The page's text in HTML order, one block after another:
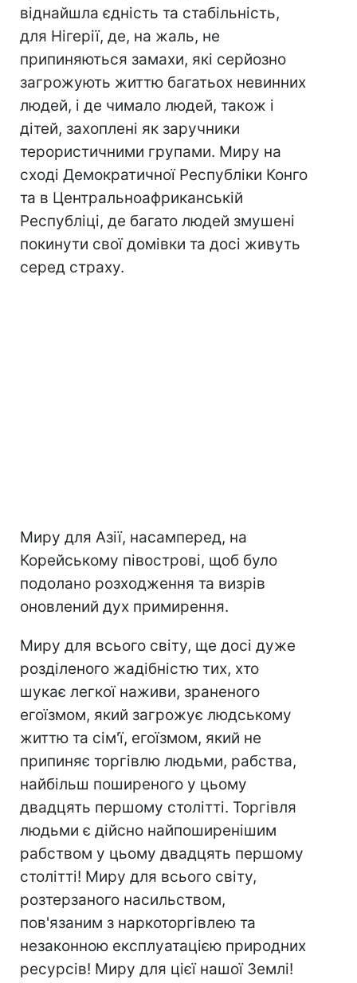
віднайшла єдність та стабільність,
для Нігерії, де, на жаль, не
припиняються замахи, які серйозно
загрожують життю багатьох невинних
людей, і де чимало людей, також і
дітей, захоплені як заручники
терористичними групами. Миру на
сході Демократичної Республіки Конго
та в Центральноафриканській
Республіці, де багато людей змушені
покинути свої домівки та досі живуть
серед страху.
Миру для Азії, насамперед, на
Корейському півострові, щоб було
подолано розходження та визрів
оновлений дух примирення.
Миру для всього світу, ще досі дуже
розділеного жадібністю тих, хто
шукає легкої наживи, зраненого
егоїзмом, який загрожує людському
життю та сім'ї, егоїзмом, який не
припиняє торгівлю людьми, рабства,
найбільш поширеного у цьому
двадцять першому столітті. Торгівля
людьми є дійсно найпоширенішим
рабством у цьому двадцять першому
столітті! Миру для всього світу,
розтерзаного насильством,
пов'язаним з наркоторгівлею та
незаконною експлуатацією природних
ресурсів! Миру для цієї нашої Землі!